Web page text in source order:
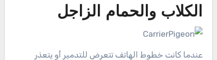
الكلاب والحمام الزاجل
عندما كانت خطوط الهاتف تتعرض للتدمير أو يتعذر